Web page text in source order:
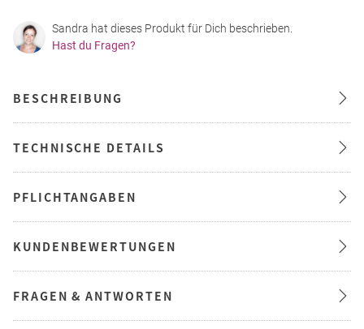
Sandra hat dieses Produkt für Dich beschrieben.
Hast du Fragen?
BESCHREIBUNG
TECHNISCHE DETAILS
PFLICHTANGABEN
KUNDENBEWERTUNGEN
FRAGEN & ANTWORTEN